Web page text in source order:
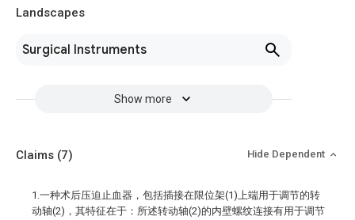
Landscapes
Surgical Instruments
Show more
Claims (7) Hide Dependent
1.一种术后压迫止血器，包括插接在限位架(1)上端用于调节的转
动轴(2)，其特征在于：所述转动轴(2)的内壁螺纹连接有用于调节